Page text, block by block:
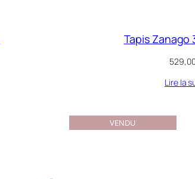
Tapis Zanago
Lire la
VENDU